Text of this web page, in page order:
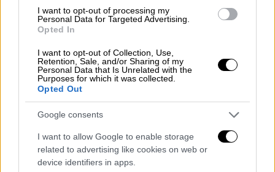
I want to opt-out of processing my
Personal Data for Targeted Advertising.
Opted In
I want to opt-out of Collection, Use,
Retention, Sale, and/or Sharing of my
Personal Data that Is Unrelated with the
Purposes for which it was collected.
Opted Out
Google consents
I want to allow Google to enable storage
related to advertising like cookies on web or
device identifiers in apps.
της - Κυκλοφορούσε ελεύθερος παρά
τις μηνύσεις ο δράστης
Στο τηλέφωνό της είχεεγκατασταθεί
καιτοpanic button. Αυτό σημαίνει ότι η
υπόθεση
συνεχόμενηςενδοοικογενειακής
βίας είχε
φτάσει μέχρι το γραφείοΕισαγγελέα
όπωςπροβλέπει το σχετικό πρωτόκολλο